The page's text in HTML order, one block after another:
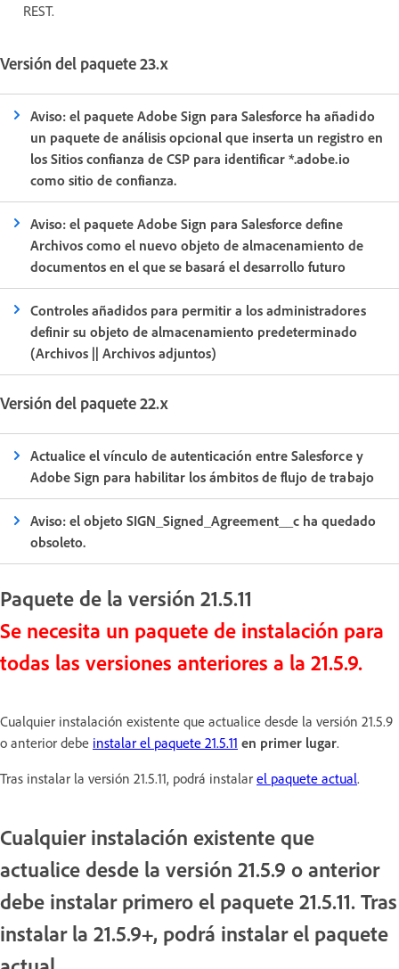
REST.
Versión del paquete 23.x
Aviso: el paquete Adobe Sign para Salesforce ha añadido
un paquete de análisis opcional que inserta un registro en
los Sitios confianza de CSP para identificar *.adobe.io
como sitio de confianza.
Aviso: el paquete Adobe Sign para Salesforce define
Archivos como el nuevo objeto de almacenamiento de
documentos en el que se basará el desarrollo futuro
Controles añadidos para permitir a los administradores
definir su objeto de almacenamiento predeterminado
(Archivos || Archivos adjuntos)
Versión del paquete 22.x
Actualice el vínculo de autenticación entre Salesforce y
Adobe Sign para habilitar los ámbitos de flujo de trabajo
Aviso: el objeto SIGN_Signed_Agreement__c ha quedado
obsoleto.
Paquete de la versión 21.5.11
Se necesita un paquete de instalación para
todas las versiones anteriores a la 21.5.9.
Cualquier instalación existente que actualice desde la versión 21.5.9
o anterior debe instalar el paquete 21.5.11 en primer lugar.
Tras instalar la versión 21.5.11, podrá instalar el paquete actual.
Cualquier instalación existente que
actualice desde la versión 21.5.9 o anterior
debe instalar primero el paquete 21.5.11. Tras
instalar la 21.5.9+, podrá instalar el paquete